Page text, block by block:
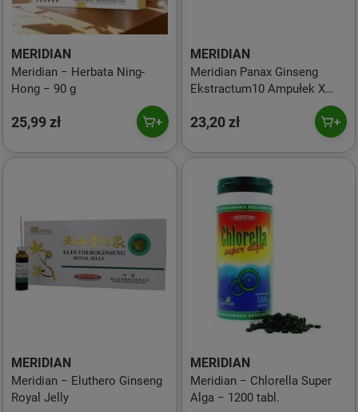
MERIDIAN
Meridian − Herbata Ning-
Hong − 90 g
25,99 zł
MERIDIAN
Meridian Panax Ginseng
Ekstractum10 Ampułek X
23,20 zł
MERIDIAN
Meridian − Eluthero Ginseng
Royal Jelly
MERIDIAN
Meridian − Chlorella Super
Alga − 1200 tabl.